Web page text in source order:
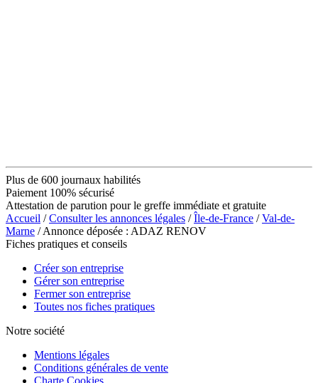
Plus de 600 journaux habilités
Paiement 100% sécurisé
Attestation de parution pour le greffe immédiate et gratuite
Accueil /Consulter les annonces légales /Île-de-France /Val-de-
Marne / Annonce déposée : ADAZ RENOV
Fiches pratiques et conseils
Créer son entreprise
Gérer son entreprise
Fermer son entreprise
Toutes nos fiches pratiques
Notre société
Mentions légales
Conditions générales de vente
Charte Cookies